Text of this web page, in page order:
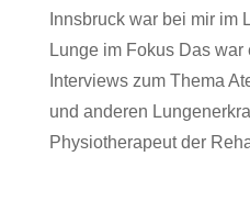
Innsbruck war bei mir im
Lunge im Fokus Das
Interviews zum Thema
und anderen
Physiotherapeut der